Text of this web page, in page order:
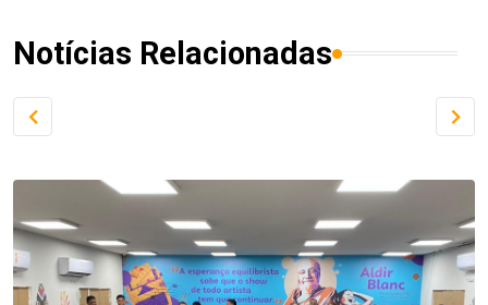
Notícias Relacionadas